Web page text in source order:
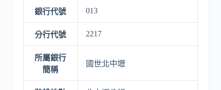
銀行代號 013
分行代號 2217
所屬銀行
簡稱
國世北中壢